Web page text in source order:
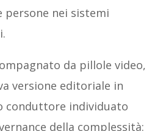
persone nei sistemi
da pillole video,
versione editoriale in
conduttore individuato
della complessità: